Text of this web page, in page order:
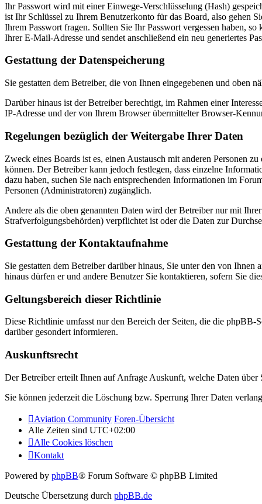
Ihr Passwort wird mit einer Einwege-Verschlüsselung (Hash)
ist Ihr Schlüssel zu Ihrem Benutzerkonto für das Board, also gehen
Ihrem Passwort fragen. Sollten Sie Ihr Passwort vergessen haben,
Ihrer E-Mail-Adresse und sendet anschließend ein neu generiertes
Gestattung der Datenspeicherung
Sie gestatten dem Betreiber, die von Ihnen eingegebenen und oben
Darüber hinaus ist der Betreiber berechtigt, im Rahmen einer
IP-Adresse und der von Ihrem Browser übermittelter Browser-
Regelungen bezüglich der Weitergabe Ihrer Daten
Zweck eines Boards ist es, einen Austausch mit anderen Personen
können. Der Betreiber kann jedoch festlegen, dass einzelne
dazu haben, suchen Sie nach entsprechenden Informationen im
Personen (Administratoren) zugänglich.
Andere als die oben genannten Daten wird der Betreiber nur mit
Strafverfolgungsbehörden) verpflichtet ist oder die Daten zur
Gestattung der Kontaktaufnahme
Sie gestatten dem Betreiber darüber hinaus, Sie unter den von
hinaus dürfen er und andere Benutzer Sie kontaktieren, sofern Sie
Geltungsbereich dieser Richtlinie
Diese Richtlinie umfasst nur den Bereich der Seiten, die die phpBB-
darüber gesondert informieren.
Auskunftsrecht
Der Betreiber erteilt Ihnen auf Anfrage Auskunft, welche Daten über
Sie können jederzeit die Löschung bzw. Sperrung Ihrer Daten
Aviation Community Foren-Übersicht
Alle Zeiten sind UTC+02:00
Alle Cookies löschen
Kontakt
Powered by phpBB® Forum Software © phpBB Limited
Deutsche Übersetzung durch phpBB.de